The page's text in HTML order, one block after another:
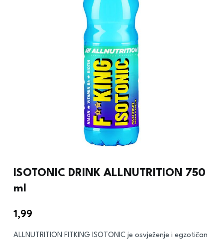
ISOTONIC DRINK ALLNUTRITION 750
ml
1,99
ALLNUTRITION FITKING ISOTONIC je osvježenje i egzotičan